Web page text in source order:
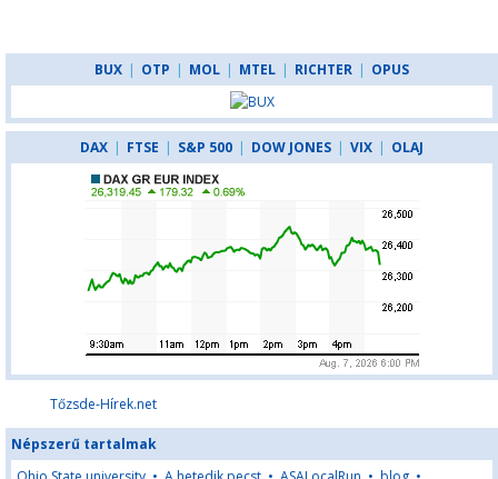
BUX | OTP | MOL | MTEL | RICHTER | OPUS
DAX | FTSE | S&P 500 | DOW JONES | VIX | OLAJ
Tőzsde-Hírek.net
Népszerű tartalmak